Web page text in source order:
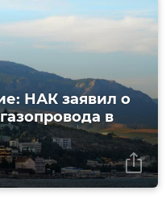
НАК заявил о
в